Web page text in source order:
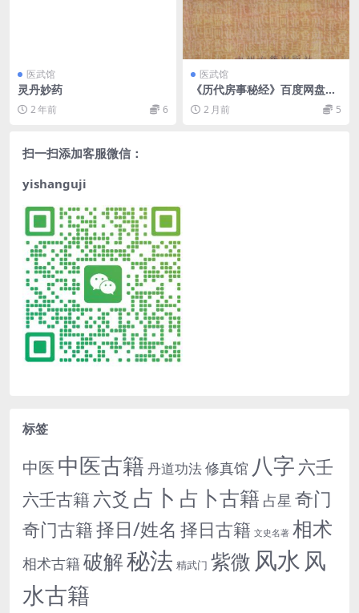
医武馆
灵丹妙药
2 年前 6
医武馆
《历代房事秘经》百度网盘下
载 2 月前 5
扫一扫添加客服微信：
yishanguji
标签
中医 中医古籍 丹道功法修真馆 八字 六壬
六壬古籍 六爻 占卜 占卜古籍 占星 奇门
奇门古籍择日/姓名 择日古籍 文史名著 相术
相术古籍破解秘法 精武门 紫微 风水 风
水古籍